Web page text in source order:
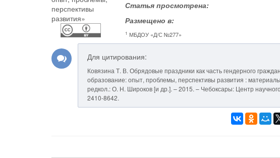
Статья просмотрена:
Размещено в:
1 МБДОУ «Д/С №277»
Для цитирования:
Ковязина Т. В. Обрядовые праздники как часть гендерного
образование: опыт, проблемы, перспективы развития :
редкол.: О. Н. Широков [и др.]. – 2015. – Чебоксары: Центр
2410-8642.